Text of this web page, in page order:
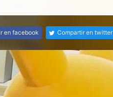
en facebook Compartir en twitter